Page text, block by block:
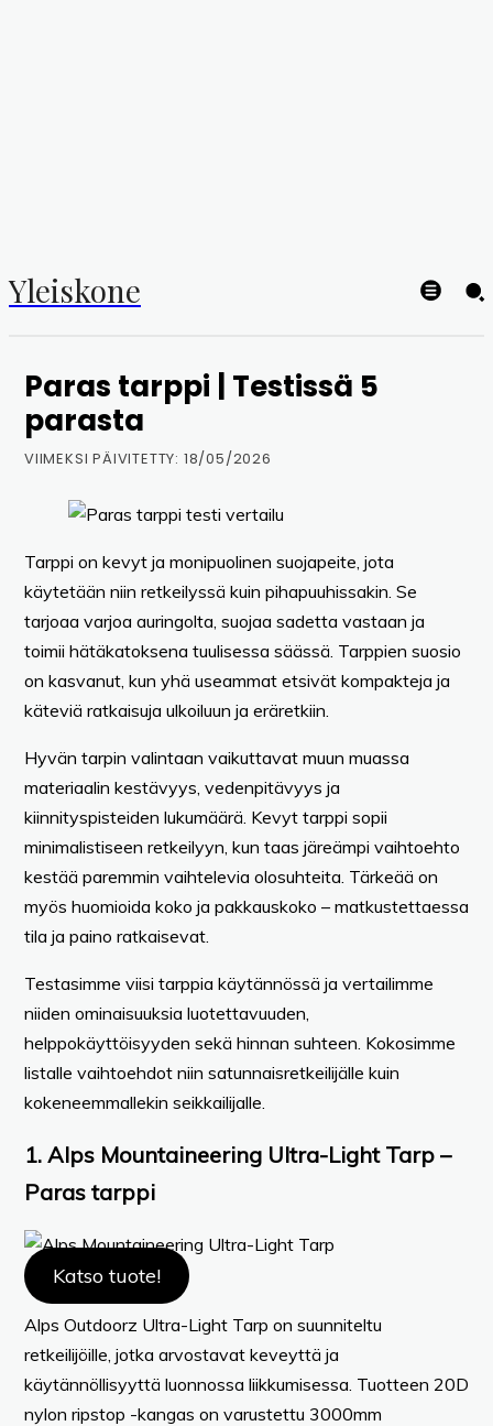
Yleiskone
Paras tarppi | Testissä 5
parasta
VIIMEKSI PÄIVITETTY: 18/05/2026
Tarppi on kevyt ja monipuolinen suojapeite, jota
käytetään niin retkeilyssä kuin pihapuuhissakin. Se
tarjoaa varjoa auringolta, suojaa sadetta vastaan ja
toimii hätäkatoksena tuulisessa säässä. Tarppien suosio
on kasvanut, kun yhä useammat etsivät kompakteja ja
käteviä ratkaisuja ulkoiluun ja eräretkiin.
Hyvän tarpin valintaan vaikuttavat muun muassa
materiaalin kestävyys, vedenpitävyys ja
kiinnityspisteiden lukumäärä. Kevyt tarppi sopii
minimalistiseen retkeilyyn, kun taas järeämpi vaihtoehto
kestää paremmin vaihtelevia olosuhteita. Tärkeää on
myös huomioida koko ja pakkauskoko – matkustettaessa
tila ja paino ratkaisevat.
Testasimme viisi tarppia käytännössä ja vertailimme
niiden ominaisuuksia luotettavuuden,
helppokäyttöisyyden sekä hinnan suhteen. Kokosimme
listalle vaihtoehdot niin satunnaisretkeilijälle kuin
kokeneemmallekin seikkailijalle.
1. Alps Mountaineering Ultra-Light Tarp –
Paras tarppi
Katso tuote!
Alps Outdoorz Ultra-Light Tarp on suunniteltu
retkeilijöille, jotka arvostavat keveyttä ja
käytännöllisyyttä luonnossa liikkumisessa. Tuotteen 20D
nylon ripstop -kangas on varustettu 3000mm